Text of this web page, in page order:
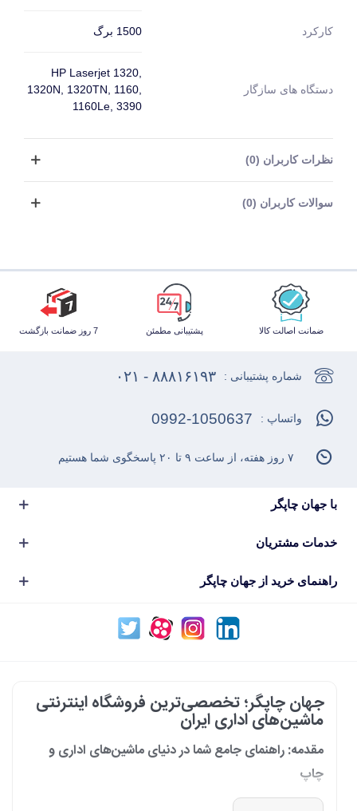
کارکرد 1500 برگ
دستگاه های سازگار
HP Laserjet 1320,
1320N, 1320TN, 1160,
1160Le, 3390
نظرات کاربران (0)
سوالات کاربران (0)
ضمانت اصالت کالا پشتیبانی مطمئن 7 روز ضمانت بازگشت
با جهان چاپگر
خدمات مشتریان
راهنمای خرید از جهان چاپگر
شماره پشتیبانی : ۸۸۸۱۶۱۹۳ - ۰۲۱
واتساپ : 0992-1050637
۷ روز هفته، از ساعت ۹ تا ۲۰ پاسخگوی شما هستیم
جهان چاپگر؛ تخصصی‌ترین فروشگاه اینترنتی
ماشین‌های اداری ایران
مقدمه: راهنمای جامع شما در دنیای ماشین‌های اداری و
چاپ
در دنیای پرشتاب امروز که کسب‌وکارها و سازمان‌ها برای افزایش بهره‌وری خود به